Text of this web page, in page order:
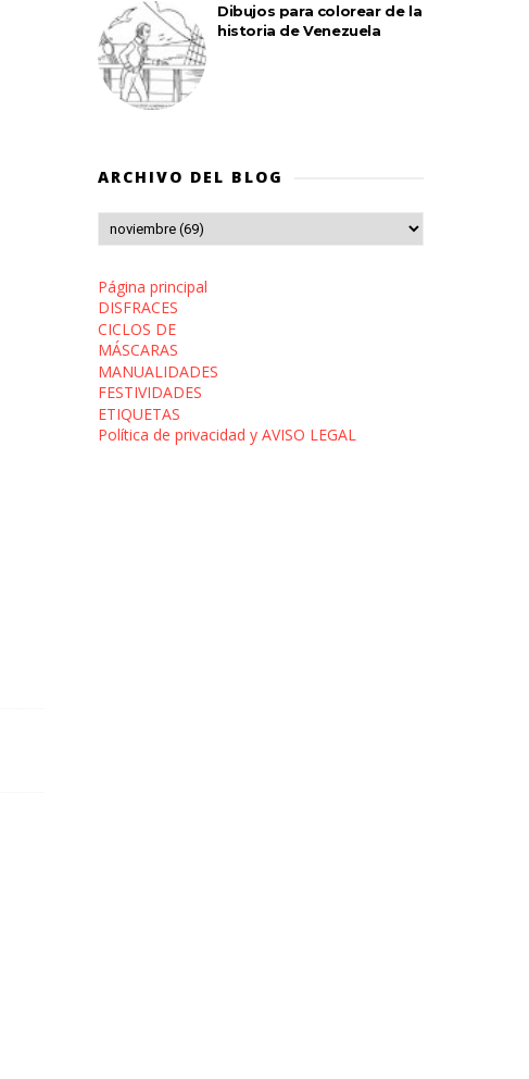
Dibujos para colorear de la
historia de Venezuela
ARCHIVO DEL BLOG
Página principal
DISFRACES
CICLOS DE
MÁSCARAS
MANUALIDADES
FESTIVIDADES
ETIQUETAS
Política de privacidad y AVISO LEGAL